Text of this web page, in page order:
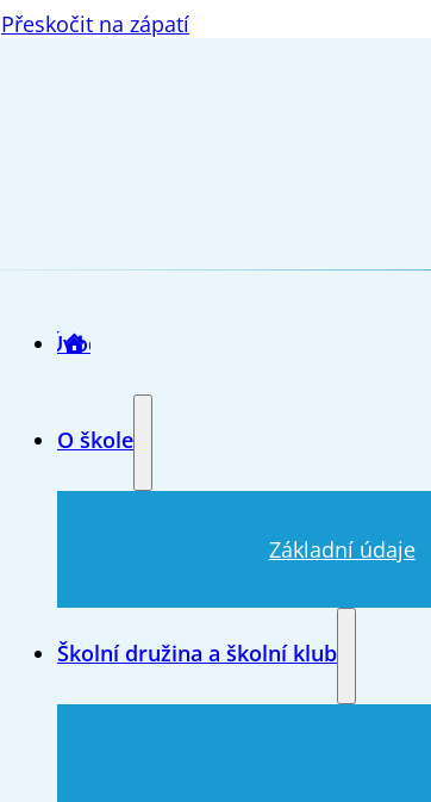
Přeskočit na zápatí
Úvod
O škole
Základní údaje
Školní družina a školní klub